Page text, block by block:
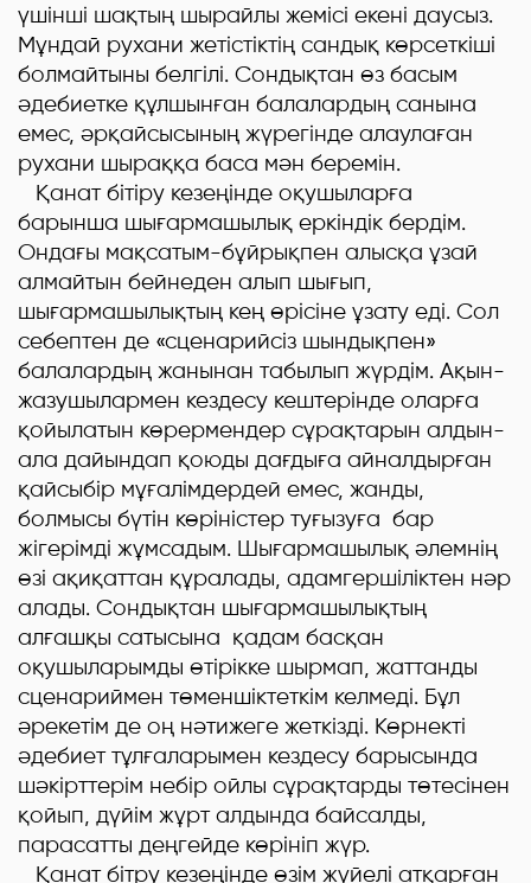
үшінші шақтың шырайлы жемісі екені даусыз.
Мұндай рухани жетістіктің сандық көрсеткіші
болмайтыны белгілі. Сондықтан өз басым
әдебиетке құлшынған балалардың санына
емес, әрқайсысының жүрегінде алаулаған
рухани шыраққа баса мән беремін.
Қанат бітіру кезеңінде оқушыларға
барынша шығармашылық еркіндік бердім.
Ондағы мақсатым-бұйрықпен алысқа ұзай
алмайтын бейнеден алып шығып,
шығармашылықтың кең өрісіне ұзату еді. Сол
себептен де «сценарийсіз шындықпен»
балалардың жанынан табылып жүрдім. Ақын-
жазушылармен кездесу кештерінде оларға
қойылатын көрермендер сұрақтарын алдын-
ала дайындап қоюды дағдыға айналдырған
қайсыбір мұғалімдердей емес, жанды,
болмысы бүтін көріністер туғызуға бар
жігерімді жұмсадым. Шығармашылық әлемнің
өзі ақиқаттан құралады, адамгершіліктен нәр
алады. Сондықтан шығармашылықтың
алғашқы сатысына қадам басқан
оқушыларымды өтірікке шырмап, жаттанды
сценариймен төменшіктеткім келмеді. Бұл
әрекетім де оң нәтижеге жеткізді. Көрнекті
әдебиет тұлғаларымен кездесу барысында
шәкірттерім небір ойлы сұрақтарды төтесінен
қойып, дүйім жұрт алдында байсалды,
парасатты деңгейде көрініп жүр.
Қанат бітру кезеңінде өзім жүйелі атқарған